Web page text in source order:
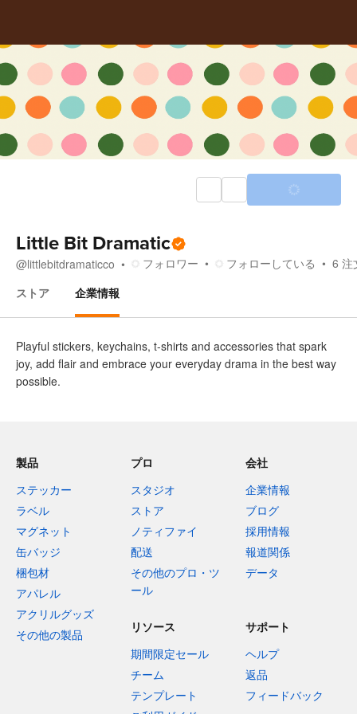
Little Bit Dramatic
@littlebitdramaticco フォロワー フォローしている 6 注
ストア
企業情報
Playful stickers, keychains, t-shirts and accessories that spark
joy, add flair and embrace your everyday drama in the best way
possible.
製品
ステッカー
ラベル
マグネット
缶バッジ
梱包材
アパレル
アクリルグッズ
その他の製品
プロ
スタジオ
ストア
ノティファイ
配送
その他のプロ・ツ
ール
会社
企業情報
ブログ
採用情報
報道関係
データ
リソース
期間限定セール
チーム
テンプレート
サポート
ヘルプ
返品
フィードバック